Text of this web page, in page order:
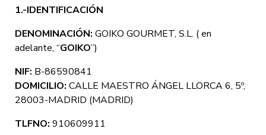
1.-IDENTIFICACIÓN
DENOMINACIÓN: GOIKO GOURMET, S.L. ( en
adelante, “GOIKO”)
NIF: B-86590841
DOMICILIO: CALLE MAESTRO ÁNGEL LLORCA 6, 5º,
28003-MADRID (MADRID)
TLFNO: 910609911